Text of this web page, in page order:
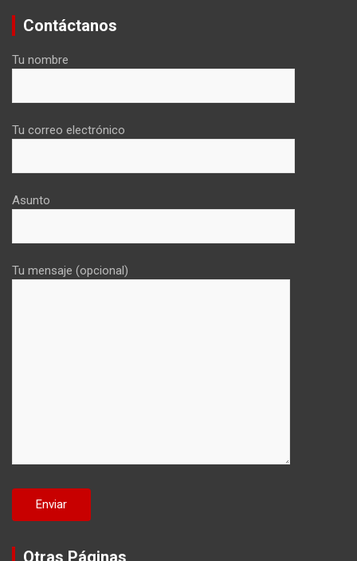
Contáctanos
Tu nombre
Tu correo electrónico
Asunto
Tu mensaje (opcional)
Otras Páginas